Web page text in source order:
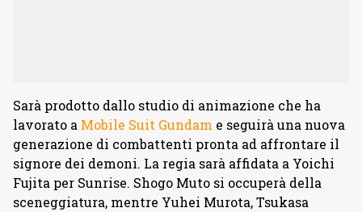
Sarà prodotto dallo studio di animazione che ha
lavorato a Mobile Suit Gundam e seguirà una nuova
generazione di combattenti pronta ad affrontare il
signore dei demoni. La regia sarà affidata a Yoichi
Fujita per Sunrise. Shogo Muto si occuperà della
sceneggiatura, mentre Yuhei Murota, Tsukasa